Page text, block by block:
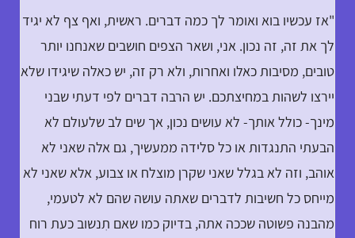
"אז עכשיו בוא ואומר לך כמה דברים. ראשית, ואף צף לא יגיד
לך את זה, זה נכון. אני, ושאר הצפים חושבים שאנחנו יותר
טובים, מסיבות כאלו ואחרות, ולא רק זה, יש כאלה שיגידו שלא
יירצו לשהות במחיצתכם. יש הרבה דברים לפי דעתי שבני
מינך- כולל אותך- לא עושים נכון, אך שים לב שלעולם לא
הבעתי התנגדות או כל סלידה ממעשיך, גם אלה שאני לא
אוהב, וזה לא בגלל שאני שקרן מוצלח או צבוע, אלא שאני לא
מייחס כל חשיבות לדברים שאתה עושה שהם לא לטעמי,
מהבנה פשוטה שככה אתה, בדיוק כמו שאם תִנשוב כעת רוח